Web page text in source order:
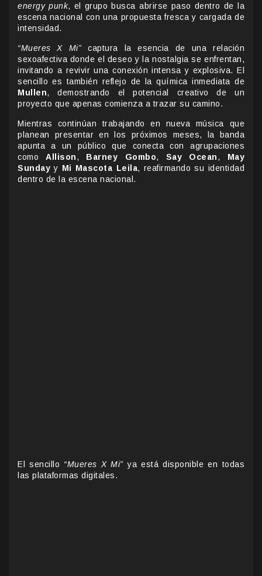
energy punk, el grupo busca abrirse paso dentro de la
escena nacional con una propuesta fresca y cargada de
intensidad.
“Mueres X Mi” captura la esencia de una relación
sexoafectiva donde el deseo y la nostalgia se enfrentan,
invitando a revivir una conexión intensa y explosiva. El
sencillo es también reflejo de la química inmediata de
Mullen, demostrando el potencial creativo de un
proyecto que apenas comienza a trazar su camino.
Mientras continúan trabajando en nueva música que
planean presentar en los próximos meses, la banda
apunta a un público que conecta con agrupaciones
comoAllison, Barney Gombo, Say Ocean, May
Sunday y Mi Mascota Leila, reafirmando su identidad
dentro de la escena nacional.
El sencillo “Mueres X Mi” ya está disponible en todas
las plataformas digitales.